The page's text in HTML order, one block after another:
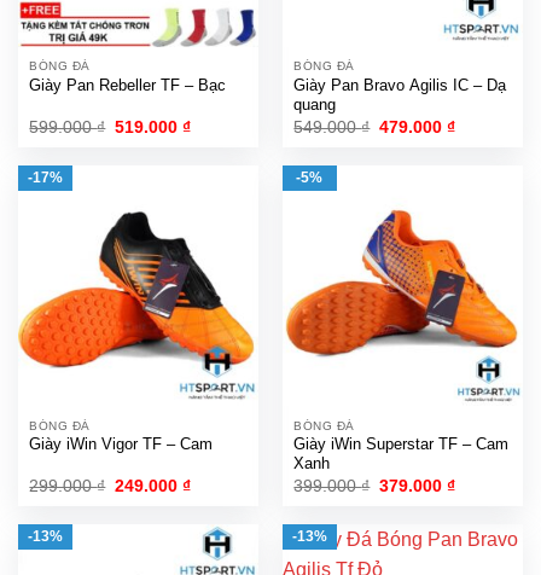
BÓNG ĐÁ
Giày Pan Rebeller TF – Bạc
599.000₫ Giá
519.000₫Giá
BÓNG ĐÁ
Giày Pan Bravo Agilis IC – Dạ
quang
549.000₫ Giá
479.000₫Giá
-17%
BÓNG ĐÁ
Giày iWin Vigor TF – Cam
299.000₫ Giá
249.000₫Giá
là:
249.000 ₫.
-5%
BÓNG ĐÁ
Giày iWin Superstar TF – Cam
Xanh
399.000₫ Giá
399.000 ₫.
379.000₫Giá
là:
379.000 ₫.
-13% -13%